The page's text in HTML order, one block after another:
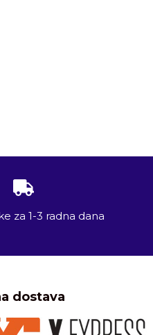
za 1-3 radna dana
dostava